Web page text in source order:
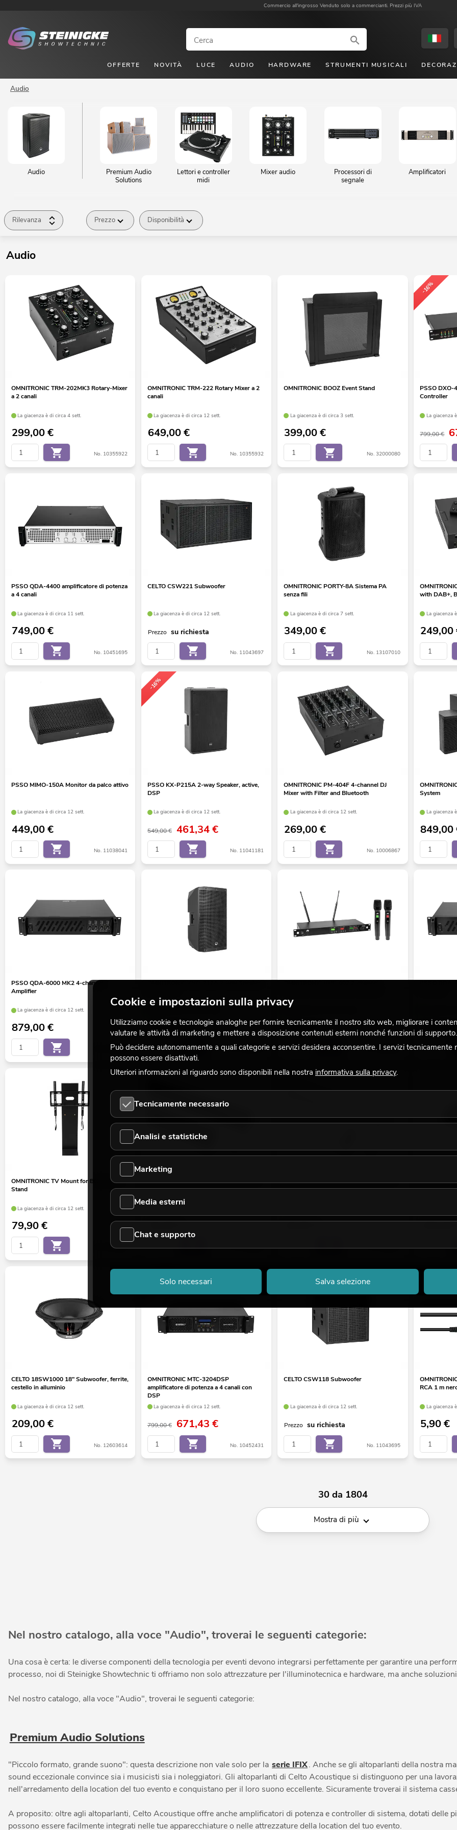
Commercio all'ingrosso Venduto solo a commercianti. Prezzi più IVA
OFFERTE NOVITÀ LUCE AUDIO HARDWARE STRUMENTI MUSICALI
Audio
Audio
Premium Audio
Solutions
Lettori e controller
midi
Mixer audio
Processori di
segnale
Amplificatori
Rilevanza Prezzo Disponibilità
Audio
OMNITRONIC TRM-202MK3 Rotary-Mixer
a 2 canali
La giacenza è di circa 4 sett.
299,00€
No. 10355922
OMNITRONIC TRM-222 Rotary Mixer a 2
canali
La giacenza è di circa 12 sett.
649,00€
No. 10355932
OMNITRONIC BOOZ Event Stand
La giacenza è di circa 3 sett.
399,00€
No. 32000080
-16%
PSSO DXO-
Controller
La giacenza
799,00 €
PSSO QDA-4400 amplificatore di potenza
a 4 canali
La giacenza è di circa 11 sett.
749,00€
No. 10451695
CELTO CSW221 Subwoofer
La giacenza è di circa 12 sett.
Prezzo su richiesta
No. 11043697
OMNITRONIC PORTY-8A Sistema PA
senza fili
La giacenza è di circa 7 sett.
349,00€
No. 13107010
with DAB+,
La giacenza
249,00
PSSO MIMO-150A Monitor da palco attivo
La giacenza è di circa 12 sett.
449,00€
No. 11038041
-16%
PSSO KX-P215A 2-way Speaker, active,
DSP
La giacenza è di circa 12 sett.
549,00 € 461,34€
No. 11041181
OMNITRONIC PM-404F 4-channel DJ
Mixer with Filter and Bluetooth
La giacenza è di circa 12 sett.
269,00€
No. 10006867
System
La giacenza
849,00
PSSO QDA-6000 MK2 4-channel
Amplifier
La giacenza è di circa 12 sett.
879,00€
No. 10451689
329,00€
No. 11038074
199,00€
No. 13063603
549,00
OMNITRONIC TV Mount for BOOZ Event
Stand
La giacenza è di circa 12 sett.
79,90€
No. 32000088
OMNITRONIC Extension Tubes for BOOZ
Event Stand
59,90€
No. 32000089
OMNITRONIC Extension Tubes for BOOZ
Event Stand white
59,90€
No. 32000091
CELTO
cestello in
359,00
CELTO 18SW1000 18" Subwoofer, ferrite,
cestello in alluminio
La giacenza è di circa 12 sett.
209,00€
No. 12603614
-16%
OMNITRONIC MTC-3204DSP
amplificatore di potenza a 4 canali con
DSP
La giacenza è di circa 12 sett.
799,00 € 671,43 €
No. 10452431
CELTO CSW118 Subwoofer
La giacenza è di circa 12 sett.
Prezzo su richiesta
No. 11043695
RCA 1 m
La giacenza
5,90€
30 da 1804
Mostra di più
Nel nostro catalogo, alla voce "Audio", troverai le seguenti categorie:
Una cosa è certa: le diverse componenti della tecnologia per eventi devono integrarsi perfettamente per garantire una
processo, noi di Steinigke Showtechnic ti offriamo non solo attrezzature per l'illuminotecnica e hardware, ma anche
Nel nostro catalogo, alla voce "Audio", troverai le seguenti categorie:
Premium Audio Solutions
"Piccolo formato, grande suono": questa descrizione non vale solo per la serie IFIX. Anche se gli altoparlanti della nostra
sound eccezionale convince sia i musicisti sia i noleggiatori. Gli altoparlanti di Celto Acoustique si distinguono per una
nell'arredamento della location del tuo evento e conquistano per il loro suono eccellente. Sicuramente troverai il sistema
A proposito: oltre agli altoparlanti, Celto Acoustique offre anche amplificatori di potenza e controller di sistema, dotati delle
possono essere facilmente integrati nelle tue apparecchiature o nelle attrezzature della location del tuo evento.
Cookie e impostazioni sulla privacy
Utilizziamo cookie e tecnologie analoghe per fornire tecnicamente il nostro sito web, migliorare i
valutare le attività di marketing e mettere a disposizione contenuti esterni nonché funzioni di supporto.
Può decidere autonomamente a quali categorie e servizi desidera acconsentire. I servizi tecnicamente
possono essere disattivati.
Ulteriori informazioni al riguardo sono disponibili nella nostra informativa sulla privacy.
Tecnicamente necessario
Analisi e statistiche
Marketing
Media esterni
Chat e supporto
Solo necessari Salva selezione